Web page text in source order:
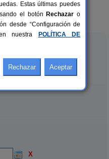
12 pers.
desde32 €
(Madrid)
X
Estas últimas puedes
el botón Rechazar o
desde “Configuración de
nuestra
POLÍTICA DE